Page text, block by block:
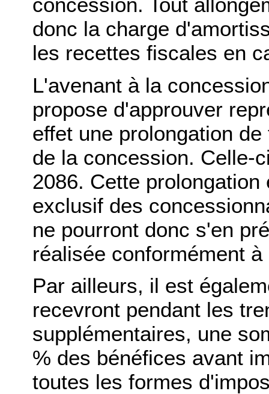
concession. Tout
donc la charge
les recettes fiscales en
L'avenant à la
propose d'approuver
effet une prolongation
de la concession. Celle-
2086. Cette
exclusif des
ne pourront donc s'en
réalisée conformément
Par ailleurs, il est
recevront pendant les
supplémentaires, une
% des bénéfices avant
toutes les formes